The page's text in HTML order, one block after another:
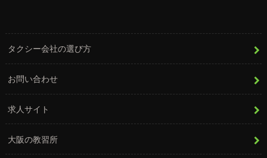
タクシー会社の選び方
お問い合わせ
求人サイト
大阪の教習所